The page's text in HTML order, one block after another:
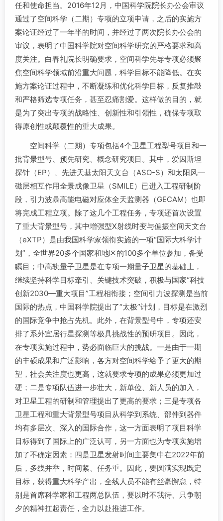
任和使命担当。2016年12月，中国科学院院长办公会审议
通过了空间科学（二期）专项的立项申请，之后的实施方
案论证经过了一年半的时间，并经过了两次院长办公会的
审议，表明了中国科学院对空间科学研究的严格要求和高
度关注。白春礼院长明确要求，空间科学先导专项必须聚
焦空间科学领域前沿重大问题，科学目标不能降低。在实
施方案论证过程中，不断凝练和优化科学目标，反复推敲
和严格筛选专项任务，甚至忍痛割爱。这样做的目的，就
是为了突出专项的战略性、创新性和引领性，确保专项取
得原创性或颠覆性的重大成果。
空间科学（二期）专项包括4个卫星工程型号项目和一
批背景型号、预先研究、概念研究项目。其中，爱因斯坦
探针（EP）、先进天基太阳天文台（ASO-S）和太阳风—
磁层相互作用全景成像卫星（SMILE）已进入工程研制阶
段，引力波暴高能电磁对应体全天监测器（GECAM）也即
将完成工程立项。除了这几个工程任务，专项还首次设置
了重大背景型号，其中增强型X射线时变与偏振空间天文台
（eXTP）是由我国科学家领衔实施的一项“国际大科学计
划”，全世界20多个国家和地区的100多个单位参加，备受
瞩目；中高轨量子卫星是在专项一期量子卫星的基础上，
继续坚持科学目标牵引、关键技术突破，积极与国家“科技
创新2030—重大项目”工程相衔接；空间引力波探测是当前
国际的热点，中国科学院提出了“太极”计划，目标是在激烈
的国际竞争中抢占先机。此外，在背景型号中，专项还安
排了系外宜居行星探测等极具挑战性的预研项目。因此，
在专项实施过程中，势必面临巨大的挑战。一是由于一期
的丰硕成果和广泛影响，各方对空间科学给予了更大的期
望，社会关注度也更高，这就要求专项的成果必须更加过
硬；二是专项队伍进一步壮大，新单位、新人员的加入，
对卫星工程的研制和管理提出了更高的要求；三是专项各
卫星工程和重大背景型号项目从科学到系统、部件到器件
均有多层次、深入的国际合作，这一方面表明了项目科学
目标得到了国际上的广泛认可，另一方面也为专项实施增
加了不确定因素；四是卫星发射时间主要集中在2022年前
后，多线并举，时间紧、任务重。因此，要圆满实现既定
目标，获得重大科学产出，全线人员不能有丝毫懈怠，特
别是首席科学家和工程两总队伍，要以时不我待、只争朝
夕的精神扛起责任，全力以赴推进工作。